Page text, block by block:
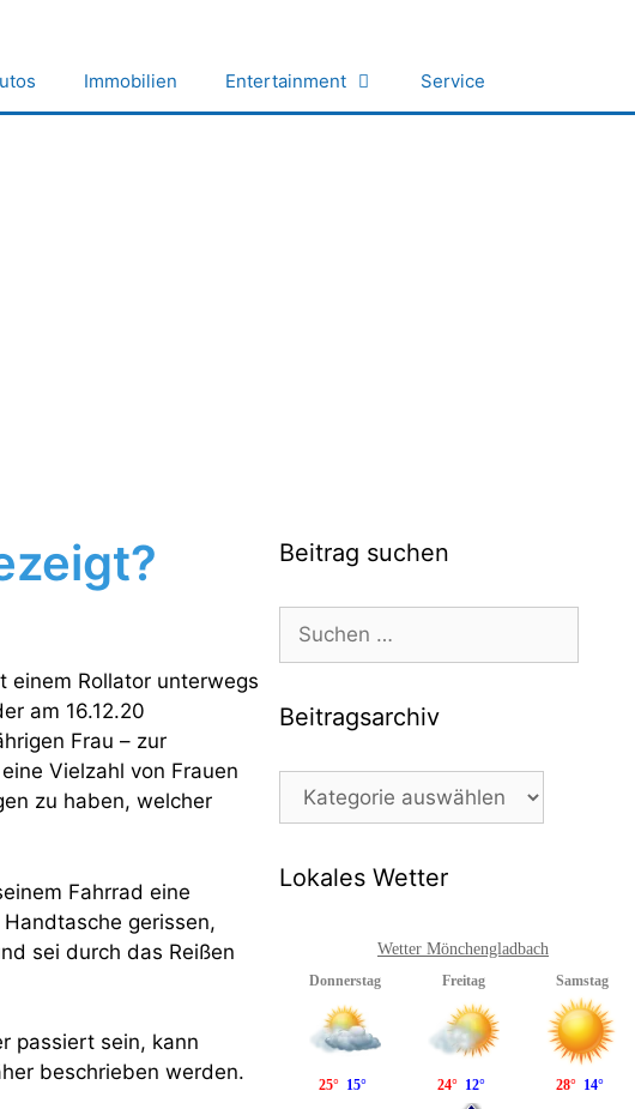
Immobilien Entertainment Service
einem Rollator unterwegs
am 16.12.20
Frau – zur
Vielzahl von Frauen
zu haben, welcher
Fahrrad eine
gerissen,
sei durch das Reißen
passiert sein, kann
beschrieben werden.
Beitrag suchen
Suchen
nach:
Beitragsarchiv
Beitragsarchiv
Lokales Wetter
Wetter Mönchengladbach